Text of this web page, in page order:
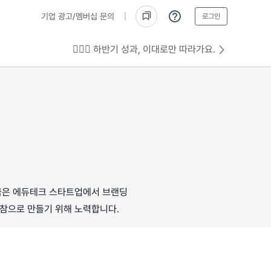
기업 광고/멤버십 문의 로그인
💁🏻‍♂️ 하반기 성과, 이대로만 따라가요.
에듀테크 스타트업에서 브랜딩
으로 만들기 위해 노력합니다.